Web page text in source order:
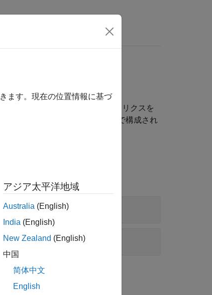
API、サーバーの健全性とメトリクスを
する情報を検出するための API で構成され
ンス
API リファレンス
ます。現在の位置情報に基づ
アジア太平洋地域
Australia (English)
India (English)
New Zealand (English)
中国
简体中文
English